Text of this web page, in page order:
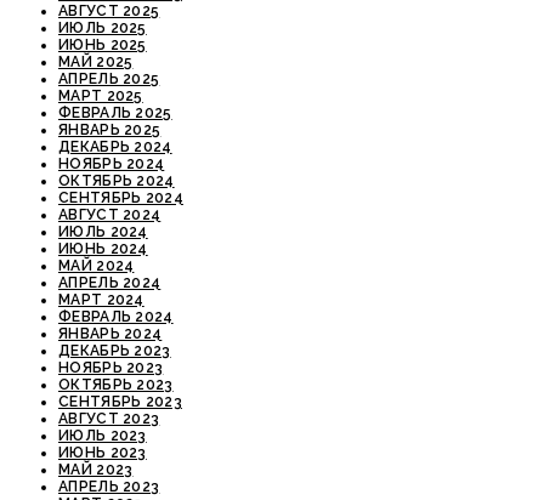
АВГУСТ 2025
ИЮЛЬ 2025
ИЮНЬ 2025
МАЙ 2025
АПРЕЛЬ 2025
МАРТ 2025
ФЕВРАЛЬ 2025
ЯНВАРЬ 2025
ДЕКАБРЬ 2024
НОЯБРЬ 2024
ОКТЯБРЬ 2024
СЕНТЯБРЬ 2024
АВГУСТ 2024
ИЮЛЬ 2024
ИЮНЬ 2024
МАЙ 2024
АПРЕЛЬ 2024
МАРТ 2024
ФЕВРАЛЬ 2024
ЯНВАРЬ 2024
ДЕКАБРЬ 2023
НОЯБРЬ 2023
ОКТЯБРЬ 2023
СЕНТЯБРЬ 2023
АВГУСТ 2023
ИЮЛЬ 2023
ИЮНЬ 2023
МАЙ 2023
АПРЕЛЬ 2023